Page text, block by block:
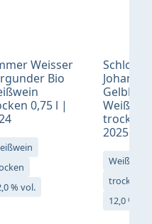
Weisser
Bio
0,75 l |
% vol.
Schloß
Gelblack
trocken
2025
Weißwein
trocken
12,0 % vol.